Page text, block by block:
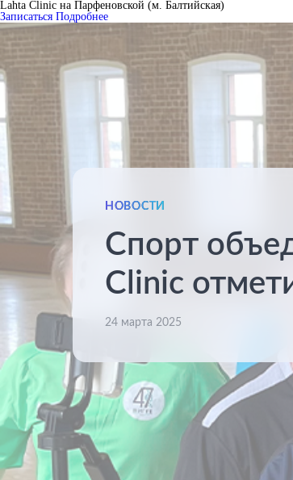
Lahta Clinic на Парфеновской (м. Балтийская)
Записаться Подробнее
НОВОСТИ
Спорт
Clinic
24 марта 2025